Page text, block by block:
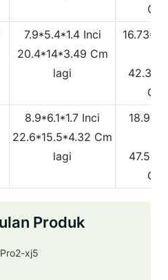
7.9*5.4*1.4 Inci
20.4*14*3.49 Cm
lagi
8.9*6.1*1.7 Inci
22.6*15.5*4.32 Cm
lagi
Produk